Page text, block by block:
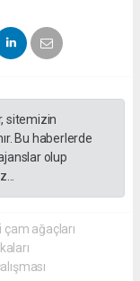
sitemizin
Bu haberlerde
olup
ağaçları